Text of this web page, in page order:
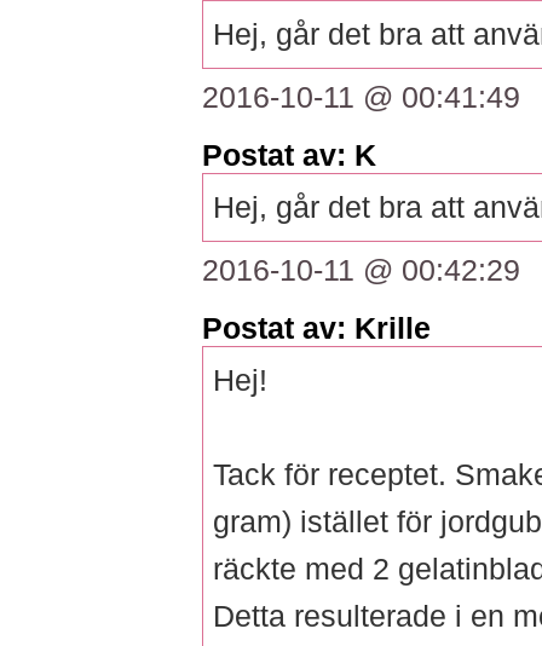
Hej, går det bra att
2016-10-11 @ 00:41:49
Postat av: K
Hej, går det bra att
2016-10-11 @ 00:42:29
Postat av: Krille
Hej!
Tack för receptet.
gram) istället för
räckte med 2
Detta resulterade i en